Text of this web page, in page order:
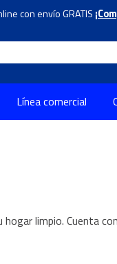
con envío GRATIS
Línea comercial
limpio. Cuenta